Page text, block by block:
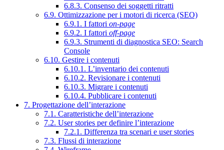
6.8.3. Consenso dei soggetti ritratti
6.9. Ottimizzazione per i motori di ricerca (SEO)
6.9.1. I fattori on-page
6.9.2. I fattori off-page
6.9.3. Strumenti di diagnostica SEO: Search
Console
6.10. Gestire i contenuti
6.10.1. L’inventario dei contenuti
6.10.2. Revisionare i contenuti
6.10.3. Migrare i contenuti
6.10.4. Pubblicare i contenuti
7. Progettazione dell’interazione
7.1. Caratteristiche dell’interazione
7.2. User stories per definire l’interazione
7.2.1. Differenza tra scenari e user stories
7.3. Flussi di interazione